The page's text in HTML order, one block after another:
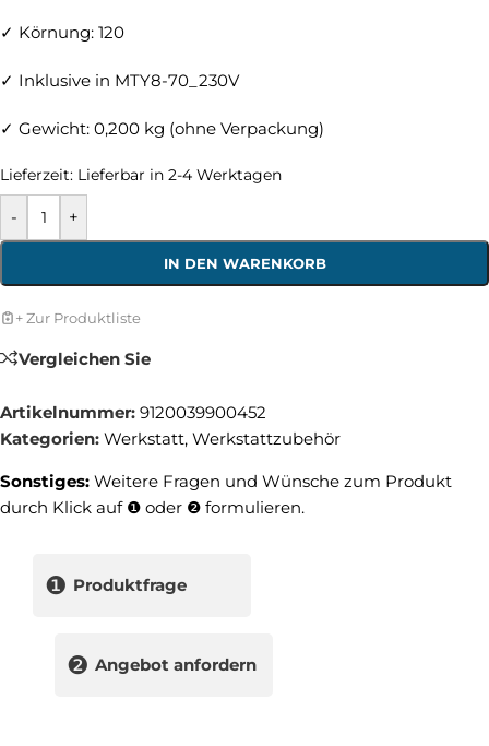
✓ Körnung: 120
✓ Inklusive in MTY8-70_230V
✓ Gewicht: 0,200 kg (ohne Verpackung)
Lieferzeit: Lieferbar in 2-4 Werktagen
- +
IN DEN WARENKORB
+ Zur Produktliste
Vergleichen Sie
Artikelnummer: 9120039900452
Kategorien: Werkstatt, Werkstattzubehör
Sonstiges: Weitere Fragen und Wünsche zum Produkt
durch Klick auf ❶ oder ❷ formulieren.
❶ Produktfrage
❷ Angebot anfordern